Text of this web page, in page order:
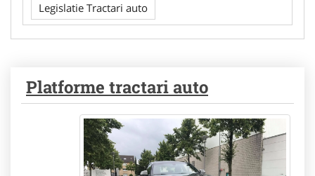
Legislatie Tractari auto
Platforme tractari auto